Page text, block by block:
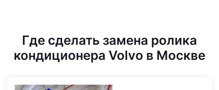
Где сделать замена ролика
кондиционера Volvo в Москве